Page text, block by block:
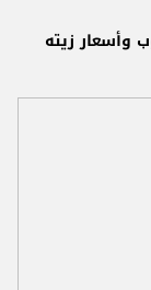
وأسعار زيته